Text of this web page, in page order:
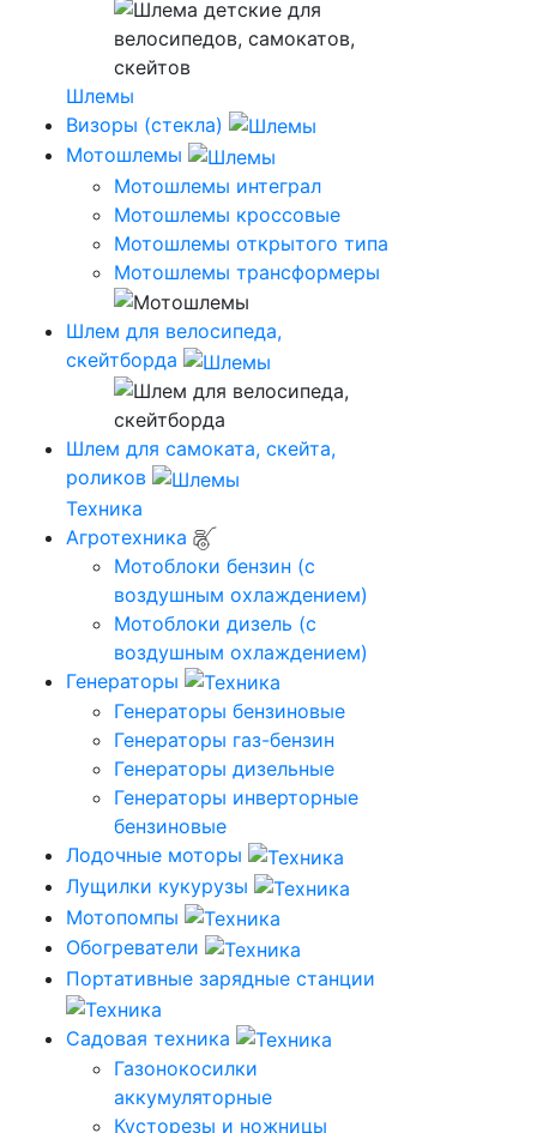
Шлемы
Визоры (стекла)
Мотошлемы
Мотошлемы интеграл
Мотошлемы кроссовые
Мотошлемы открытого типа
Мотошлемы трансформеры
Шлем для велосипеда,
скейтборда
Шлем для самоката, скейта,
роликов
Техника
Агротехника
Мотоблоки бензин (с
воздушным охлаждением)
Мотоблоки дизель (с
воздушным охлаждением)
Генераторы
Генераторы бензиновые
Генераторы газ-бензин
Генераторы дизельные
Генераторы инверторные
бензиновые
Лодочные моторы
Лущилки кукурузы
Мотопомпы
Обогреватели
Портативные зарядные станции
Садовая техника
Газонокосилки
аккумуляторные
Кусторезы и ножницы